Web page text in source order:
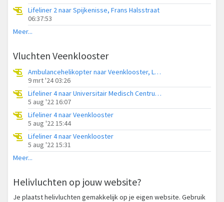
Lifeliner 2 naar Spijkenisse, Frans Halsstraat
06:37:53
Meer...
Vluchten Veenklooster
Ambulancehelikopter naar Veenklooster, Langwaersterwei
9 mrt '24 03:26
Lifeliner 4 naar Universitair Medisch Centrum Groningen
5 aug '22 16:07
Lifeliner 4 naar Veenklooster
5 aug '22 15:44
Lifeliner 4 naar Veenklooster
5 aug '22 15:31
Meer...
Helivluchten op jouw website?
Je plaatst helivluchten gemakkelijk op je eigen website. Gebruik